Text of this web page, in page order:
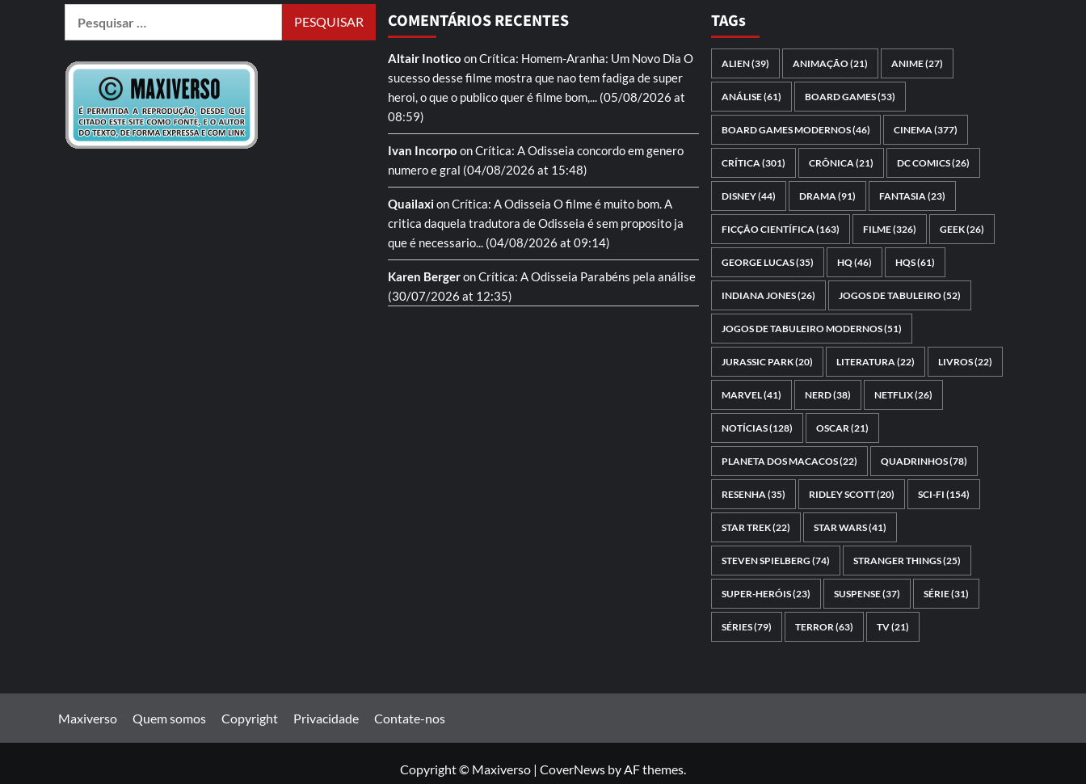
COMENTÁRIOS RECENTES
Altair Inotico onCrítica: Homem-Aranha: Um Novo Dia O
sucesso desse filme mostra que nao tem fadiga de super
heroi, o que o publico quer é filme bom,... (05/08/2026 at
08:59)
Ivan Incorpo onCrítica: A Odisseia concordo em genero
numero e gral (04/08/2026 at 15:48)
QuailaxionCrítica: A Odisseia O filme é muito bom. A
critica daquela tradutora de Odisseia é sem proposito ja
que é necessario... (04/08/2026 at 09:14)
Karen BergeronCrítica: A Odisseia Parabéns pela análise
(30/07/2026 at 12:35)
TAGs
ALIEN(39) ANIMAÇÃO(21) ANIME(27)
ANÁLISE(61) BOARD GAMES(53)
BOARD GAMES MODERNOS(46) CINEMA (377)
CRÍTICA (301) CRÔNICA (21) DC COMICS(26)
DISNEY(44) DRAMA (91) FANTASIA (23)
FICÇÃO CIENTÍFICA (163) FILME(326) GEEK(26)
GEORGE LUCAS(35) HQ(46) HQS(61)
INDIANA JONES(26) JOGOS DE TABULEIRO(52)
JOGOS DE TABULEIRO MODERNOS(51)
JURASSIC PARK(20) LITERATURA (22) LIVROS(22)
MARVEL(41) NERD(38) NETFLIX(26)
NOTÍCIAS(128) OSCAR (21)
PLANETA DOS MACACOS(22) QUADRINHOS(78)
RESENHA (35) RIDLEY SCOTT(20) SCI-FI (154)
STAR TREK(22) STAR WARS(41)
STEVEN SPIELBERG (74) STRANGER THINGS(25)
SUPER-HERÓIS(23) SUSPENSE(37) SÉRIE(31)
SÉRIES(79) TERROR (63) TV(21)
Maxiverso Quem somos Copyright Privacidade Contate-nos
Copyright © Maxiverso | CoverNews by AF themes.